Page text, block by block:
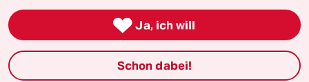
Seitenwende Einwilligungen widerrufen (Ads)
 Ja, ich will
Schon dabei!